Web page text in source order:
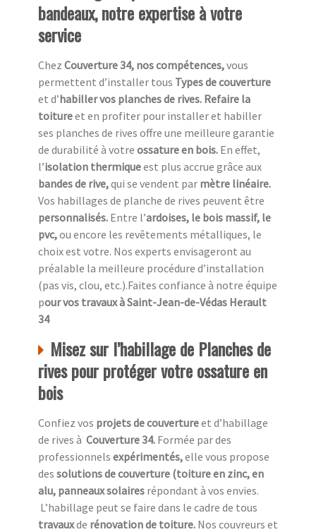
bandeaux, notre expertise à votre
service
Chez Couverture 34, nos compétences,vous
permettent d’installer tous Types de couverture
et d’habiller vos planches de rives. Refaire la
toitureet en profiter pour installer et habiller
ses planches de rives offre une meilleure garantie
de durabilité à votre ossature en bois. En effet,
l’isolation thermiqueest plus accrue grâce aux
bandes de rive,qui se vendent par mètre linéaire.
Vos habillages de planche de rives peuvent être
personnalisés. Entre l’ardoises, le bois massif, le
pvc,ou encore les revêtements métalliques, le
choix est votre. Nos experts envisageront au
préalable la meilleure procédure d’installation
(pas vis, clou, etc.).Faites confiance à notre équipe
pour vos travaux à Saint-Jean-de-Védas Herault
34
Misez sur l’habillage de Planches de
rives pour protéger votre ossature en
bois
Confiez vos projets de couvertureet d’habillage
de rives à Couverture 34. Formée par des
professionnels expérimentés,elle vous propose
des solutions de couverture (toiture en zinc, en
alu, panneaux solaires répondant à vos envies.
L’habillage peut se faire dans le cadre de tous
travauxde rénovation de toiture. Nos couvreurs et